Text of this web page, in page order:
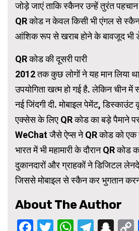
जोड़े जाएं ताकि स्कैनर उन्हें तुरंत
QR कोड न केवल किसी भी एंगल से स्कैन
आंशिक रूप से खराब होने के बावजूद भी
QR कोड की दूसरी पारी
2012 तक कुछ लोगों ने यह मान लिया
उपयोगिता खत्म हो गई है. लेकिन चीन में
नई जिंदगी दी. मोबाइल पेमेंट,
एक्सेस के लिए QR कोड का बड़े पैमाने
WeChat जैसे ऐप्स ने QR कोड को एक
भारत में भी महामारी के दौरान QR कोड
दुकानदारों और ग्राहकों ने डिजिटल
जिससे मोबाइल से स्कैन कर भुगतान
About The Author